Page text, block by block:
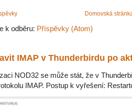
Domovská
k odběru: Příspěvky (Atom)
IMAP v Thunderbirdu po
NOD32 se může stát, že v
IMAP. Postup k vyřešení: